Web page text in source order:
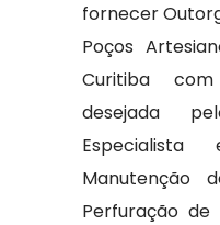
fornecer
Poços
Curitiba
desejada
Manutenção
Perfuração de